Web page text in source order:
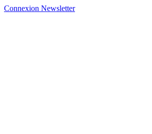
Connexion Newsletter